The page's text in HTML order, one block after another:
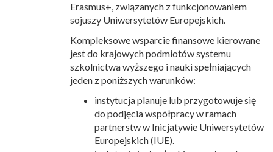
Erasmus+, związanych z funkcjonowaniem
sojuszy Uniwersytetów Europejskich.
Kompleksowe wsparcie finansowe kierowane
jest do krajowych podmiotów systemu
szkolnictwa wyższego i nauki spełniających
jeden z poniższych warunków:
instytucja planuje lub przygotowuje się
do podjęcia współpracy w ramach
partnerstw w Inicjatywie Uniwersytetów
Europejskich (IUE).